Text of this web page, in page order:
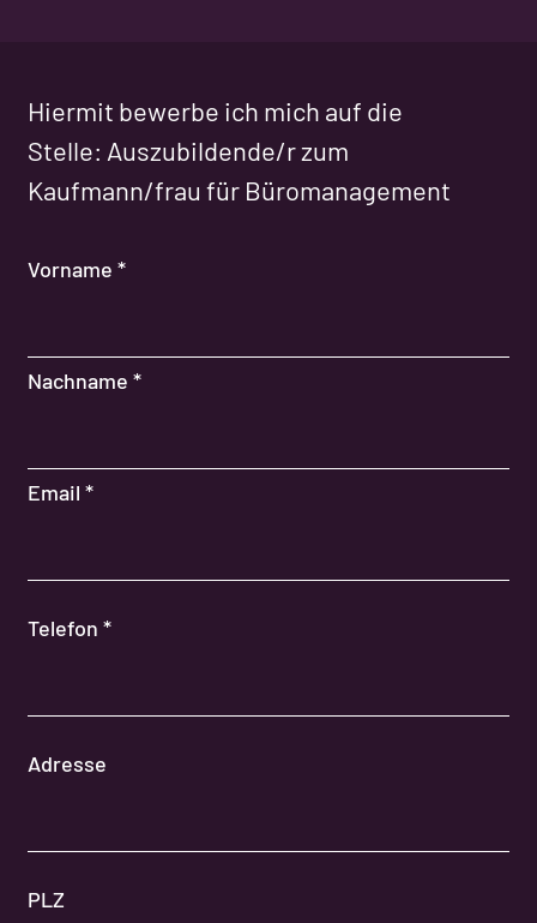
Hiermit bewerbe ich mich auf die
Stelle: Auszubildende/r zum
Kaufmann/frau für Büromanagement
Vorname *
Nachname *
Email *
Telefon *
Adresse
PLZ